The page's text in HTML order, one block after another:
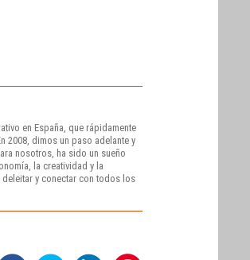
en España, que rápidamente
2008, dimos un paso adelante y
nosotros, ha sido un sueño
la creatividad y la
y conectar con todos los